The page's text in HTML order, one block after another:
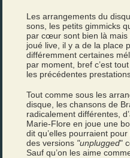
Les arrangements du
sons, les petits gimmicks
par cœur sont bien là
joué live, il y a de la place
différemment certaines
par moment, bref c’est
les précédentes
Tout comme sous les
disque, les chansons de
radicalement différentes,
Marie-Flore en joue une
dit qu’elles pourraient
des versions "unplugged"
Sauf qu’on les aime